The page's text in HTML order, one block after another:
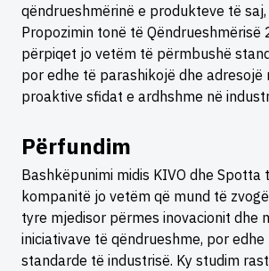
qëndrueshmërinë e produkteve të
Propozimin tonë të Qëndrueshmërisë
përpiqet jo vetëm të përmbushë
por edhe të parashikojë dhe adresojë
proaktive sfidat e ardhshme në
Përfundim
Bashkëpunimi midis KIVO dhe Spotta
kompanitë jo vetëm që mund të
tyre mjedisor përmes inovacionit dhe
iniciativave të qëndrueshme, por
standarde të industrisë. Ky studim